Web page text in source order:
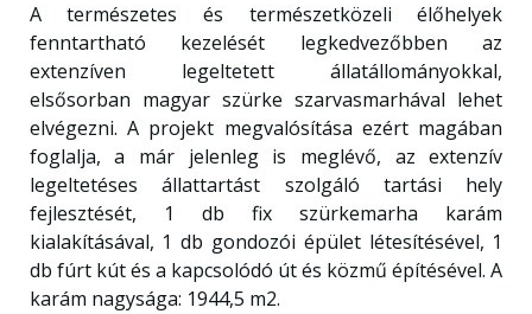
A természetes és természetközeli élőhelyek
fenntartható kezelését legkedvezőbben az
extenzíven legeltetett állatállományokkal,
elsősorban magyar szürke szarvasmarhával lehet
elvégezni. A projekt megvalósítása ezért magában
foglalja, a már jelenleg is meglévő, az extenzív
legeltetéses állattartást szolgáló tartási hely
fejlesztését, 1 db fix szürkemarha karám
kialakításával, 1 db gondozói épület létesítésével, 1
db fúrt kút és a kapcsolódó út és közmű építésével. A
karám nagysága: 1944,5 m2.